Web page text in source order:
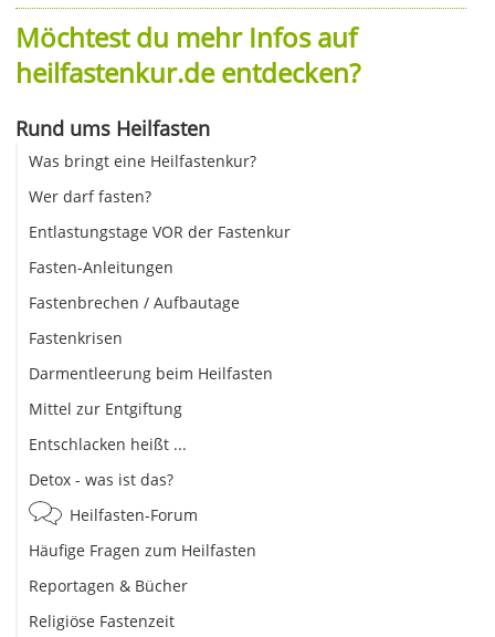
Möchtest du mehr Infos auf
heilfastenkur.de entdecken?
Rund ums Heilfasten
Was bringt eine Heilfastenkur?
Wer darf fasten?
Entlastungstage VOR der Fastenkur
Fasten-Anleitungen
Fastenbrechen / Aufbautage
Fastenkrisen
Darmentleerung beim Heilfasten
Mittel zur Entgiftung
Entschlacken heißt ...
Detox - was ist das?
Heilfasten-Forum
Häufige Fragen zum Heilfasten
Reportagen & Bücher
Religiöse Fastenzeit